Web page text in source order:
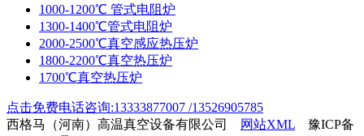
1000-1200℃ 管式电阻炉
1300-1400℃管式电阻炉
2000-2500℃真空感应热压炉
1800-2200℃真空热压炉
1700℃真空热压炉
点击免费电话咨询:13333877007 /13526905785
西格马（河南）高温真空设备有限公司
网站XML 豫ICP备